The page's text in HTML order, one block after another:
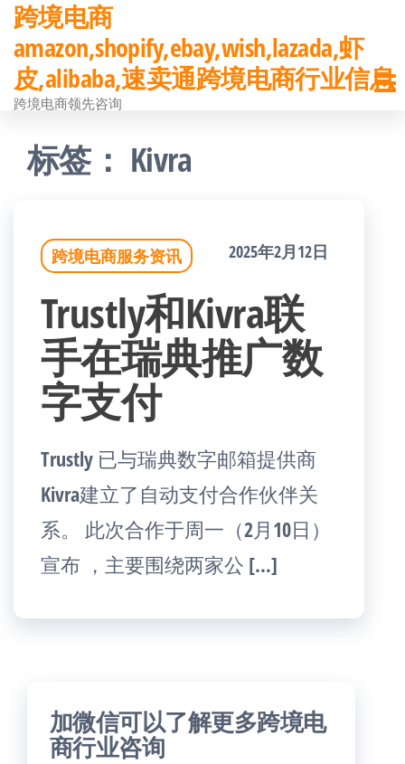
前
往
内
跨境电商
amazon,shopify,ebay,wish,lazada,虾
皮,alibaba,速卖通跨境电商行业信息
跨境电商领先咨询
标签： Kivra
跨境电商服务资讯 2025年2月12日
Trustly和Kivra联
手在瑞典推广数
字支付
Trustly 已与瑞典数字邮箱提供商
Kivra建立了自动支付合作伙伴关
系。 此次合作于周一（2月10日）
宣布 ，主要围绕两家公 […]
加微信可以了解更多跨境电
商行业咨询